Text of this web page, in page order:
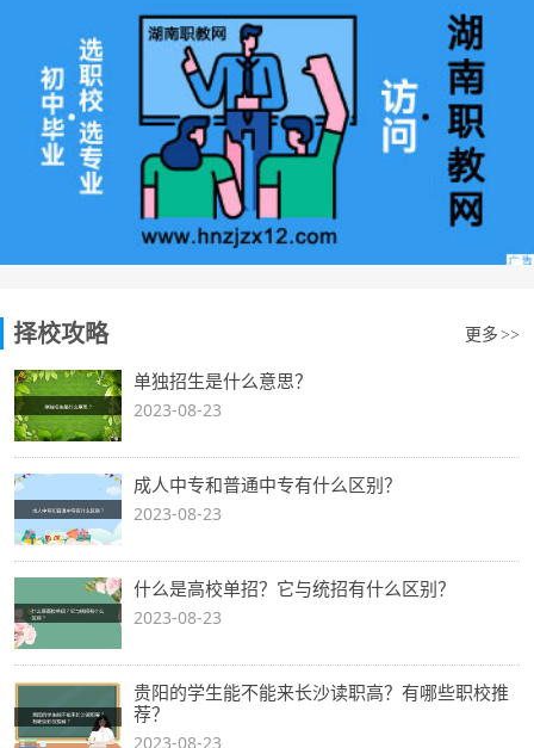
择校攻略 更多 >>
单独招生是什么意思？
2023-08-23
成人中专和普通中专有什么区别？
2023-08-23
什么是高校单招？它与统招有什么区别？
2023-08-23
贵阳的学生能不能来长沙读职高？有哪些职校推
荐？
2023-08-23